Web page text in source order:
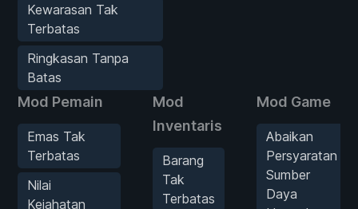
Kewarasan Tak
Terbatas
Ringkasan Tanpa
Batas
Mod Pemain
Emas Tak
Terbatas
Nilai
Kejahatan
Mod
Inventaris
Barang
Tak
Terbatas
Mod Game
Abaikan
Persyaratan
Sumber
Daya